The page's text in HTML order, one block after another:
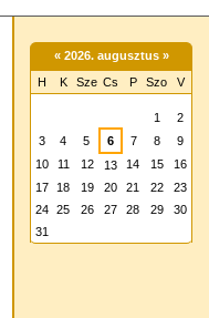
«2026. augusztus »
H K Sze Cs P Szo V
1
2
3
4 5 6 7 8
9
10
11 12 13 14 15
16
17
18 19 20 21 22
23
24
25 26 27 28 29
30
31